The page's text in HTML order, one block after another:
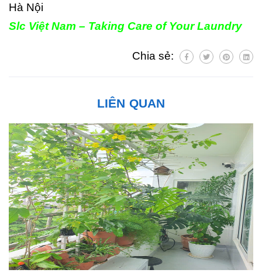
Hà Nội
Slc Việt Nam – Taking Care of Your Laundry
Chia sẻ:
LIÊN QUAN